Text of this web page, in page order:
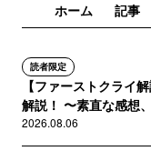
ホーム 記事
読者限定
【ファーストクライ
解説！ 〜素直な感想
2026.08.06